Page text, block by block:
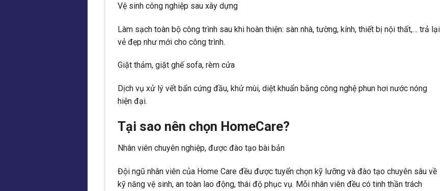
Vệ sinh công nghiệp sau xây dựng
Làm sạch toàn bộ công trình sau khi hoàn thiện: sàn nhà, tường, kính, thiết bị nội thất,… trả lại
vẻ đẹp như mới cho công trình.
Giặt thảm, giặt ghế sofa, rèm cửa
Dịch vụ xử lý vết bẩn cứng đầu, khử mùi, diệt khuẩn bằng công nghệ phun hơi nước nóng
hiện đại.
Tại sao nên chọn HomeCare?
Nhân viên chuyên nghiệp, được đào tạo bài bản
Đội ngũ nhân viên của Home Care đều được tuyển chọn kỹ lưỡng và đào tạo chuyên sâu về
kỹ năng vệ sinh, an toàn lao động, thái độ phục vụ. Mỗi nhân viên đều có tinh thần trách